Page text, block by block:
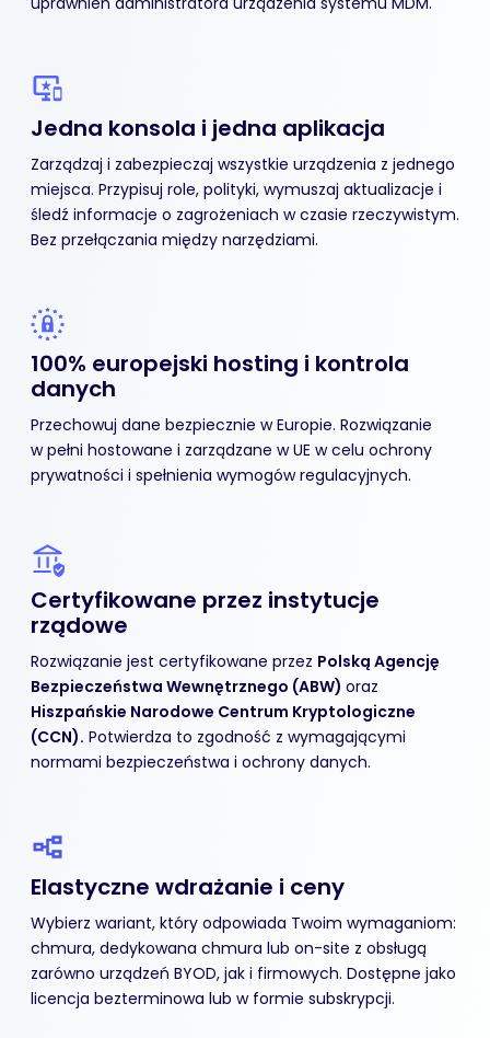
Jedna konsola i jedna aplikacja
Zarządzaj i zabezpieczaj wszystkie urządzenia z jednego
miejsca. Przypisuj role, polityki, wymuszaj aktualizacje i
śledź informacje o zagrożeniach w czasie rzeczywistym.
Bez przełączania między narzędziami.
100% europejski hosting i kontrola
danych
Przechowuj dane bezpiecznie w Europie. Rozwiązanie
w pełni hostowane i zarządzane w UE w celu ochrony
prywatności i spełnienia wymogów regulacyjnych.
Certyfikowane przez instytucje
rządowe
Rozwiązanie jest certyfikowane przez Polską Agencję
Bezpieczeństwa Wewnętrznego (ABW) oraz
Hiszpańskie Narodowe Centrum Kryptologiczne
(CCN). Potwierdza to zgodność z wymagającymi
normami bezpieczeństwa i ochrony danych.
Elastyczne wdrażanie i ceny
Wybierz wariant, który odpowiada Twoim wymaganiom:
chmura, dedykowana chmura lub on-site z obsługą
zarówno urządzeń BYOD, jak i firmowych. Dostępne jako
licencja bezterminowa lub w formie subskrypcji.